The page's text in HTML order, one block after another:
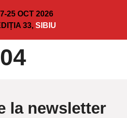
25 OCT 2026
33,SIBIU
la newsletter